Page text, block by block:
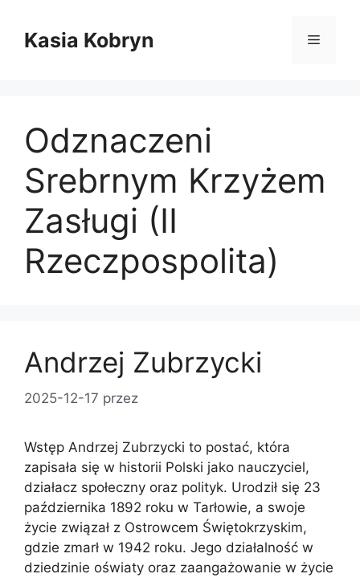
treściKasia Kobryn Menu
Odznaczeni
Srebrnym Krzyżem
Zasługi (II
Rzeczpospolita)
Andrzej Zubrzycki
2025-12-17 przez
Wstęp Andrzej Zubrzycki to postać, która
zapisała się w historii Polski jako nauczyciel,
działacz społeczny oraz polityk. Urodził się 23
października 1892 roku w Tarłowie, a swoje
życie związał z Ostrowcem Świętokrzyskim,
gdzie zmarł w 1942 roku. Jego działalność w
dziedzinie oświaty oraz zaangażowanie w życie